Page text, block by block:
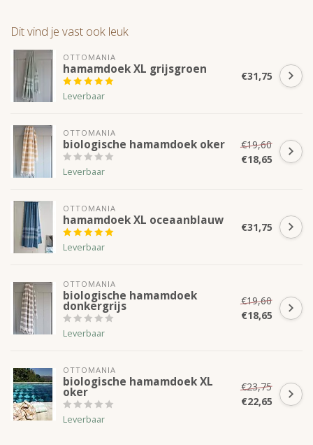
Dit vind je vast ook leuk
OTTOMANIA
hamamdoek XL grijsgroen
Leverbaar
€31,75
OTTOMANIA
biologische hamamdoek oker
Leverbaar
€19,60
€18,65
OTTOMANIA
hamamdoek XL oceaanblauw
Leverbaar
€31,75
OTTOMANIA
biologische hamamdoek
donkergrijs
Leverbaar
€19,60
€18,65
OTTOMANIA
biologische hamamdoek XL
oker
Leverbaar
€23,75
€22,65